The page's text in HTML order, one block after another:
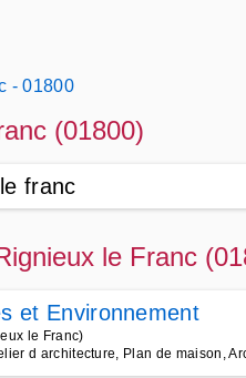
- 01800
(01800)
franc
le Franc
et Environnement
le Franc)
d architecture, Plan de maison,